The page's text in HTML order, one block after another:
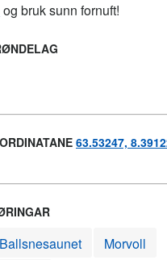
og bruk sunn fornuft!
63.53247,
Ballsnesaunet Morvoll